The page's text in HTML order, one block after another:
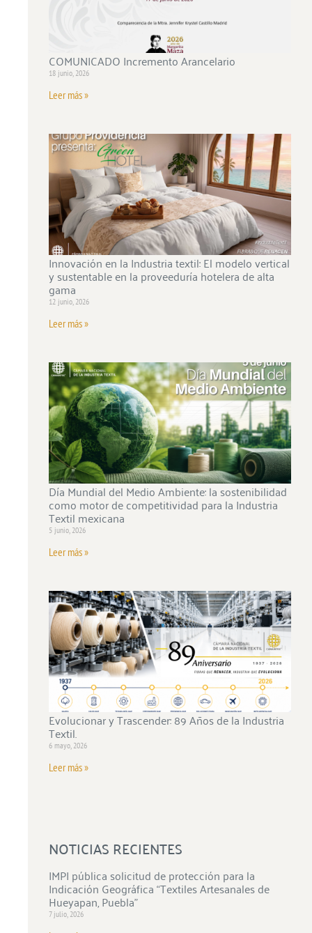
COMUNICADO Incremento Arancelario
18 junio, 2026
Leer más »
Innovación en la Industria textil: El modelo vertical
y sustentable en la proveeduría hotelera de alta
gama
12 junio, 2026
Leer más »
Día Mundial del Medio Ambiente: la sostenibilidad
como motor de competitividad para la Industria
Textil mexicana
5 junio, 2026
Leer más »
Evolucionar y Trascender: 89 Años de la Industria
Textil.
6 mayo, 2026
Leer más »
NOTICIAS RECIENTES
IMPI pública solicitud de protección para la
Indicación Geográfica “Textiles Artesanales de
Hueyapan, Puebla”
7 julio, 2026